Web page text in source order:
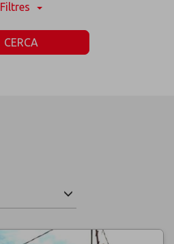
Filtres
CERCA
Next